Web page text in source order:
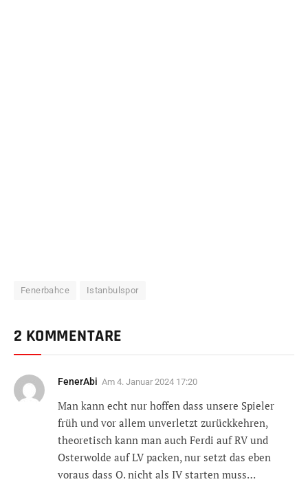
Fenerbahce Istanbulspor
2 KOMMENTARE
FenerAbi Am 4. Januar 2024 17:20
Man kann echt nur hoffen dass unsere Spieler
früh und vor allem unverletzt zurückkehren,
theoretisch kann man auch Ferdi auf RV und
Osterwolde auf LV packen, nur setzt das eben
voraus dass O. nicht als IV starten muss…